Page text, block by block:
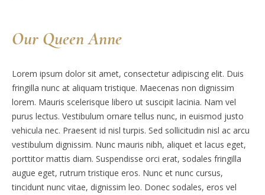
Our Queen Anne
Lorem ipsum dolor sit amet, consectetur adipiscing elit. Duis
fringilla nunc at aliquam tristique. Maecenas non dignissim
lorem. Mauris scelerisque libero ut suscipit lacinia. Nam vel
purus lectus. Vestibulum ornare tellus nunc, in euismod justo
vehicula nec. Praesent id nisl turpis. Sed sollicitudin nisl ac arcu
vestibulum dignissim. Nunc mauris nibh, aliquet et lacus eget,
porttitor mattis diam. Suspendisse orci erat, sodales fringilla
augue eget, rutrum tristique eros. Nunc et nunc cursus,
tincidunt nunc vitae, dignissim leo. Donec sodales, eros vel